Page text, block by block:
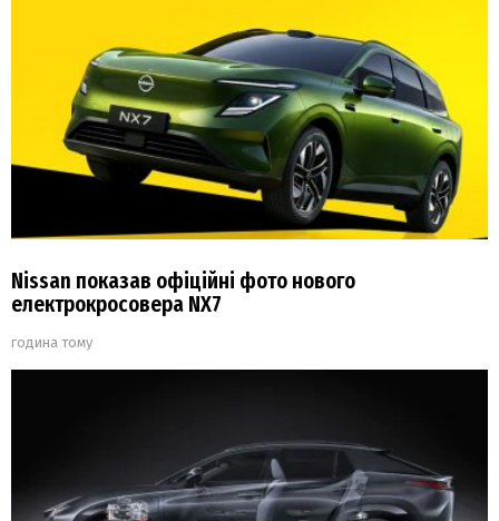
Nissan показав офіційні фото нового
електрокросовера NX7
година тому